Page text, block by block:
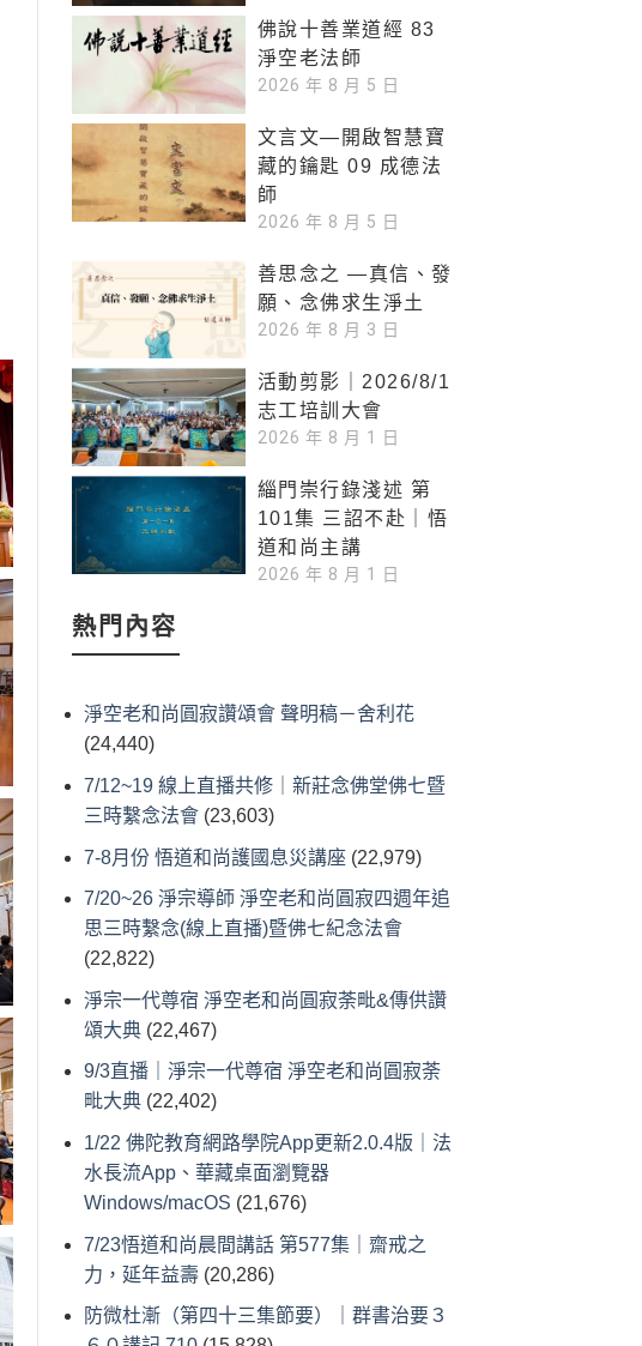
佛說十善業道經 83
淨空老法師
2026 年 8 月 5 日
文言文—開啟智慧寶
藏的鑰匙 09 成德法
師
2026 年 8 月 5 日
善思念之 —真信、發
願、念佛求生淨土
2026 年 8 月 3 日
活動剪影｜2026/8/1
志工培訓大會
2026 年 8 月 1 日
緇門崇行錄淺述 第
101集 三詔不赴｜悟
道和尚主講
2026 年 8 月 1 日
熱門內容
淨空老和尚圓寂讚頌會 聲明稿－舍利花
(24,440)
7/12~19 線上直播共修｜新莊念佛堂佛七暨
三時繫念法會 (23,603)
7-8月份 悟道和尚護國息災講座 (22,979)
7/20~26 淨宗導師 淨空老和尚圓寂四週年追
思三時繫念(線上直播)暨佛七紀念法會
(22,822)
淨宗一代尊宿 淨空老和尚圓寂荼毗&傳供讚
頌大典 (22,467)
9/3直播｜淨宗一代尊宿 淨空老和尚圓寂荼
毗大典 (22,402)
1/22 佛陀教育網路學院App更新2.0.4版｜法
水長流App、華藏桌面瀏覽器
Windows/macOS (21,676)
7/23悟道和尚晨間講話 第577集｜齋戒之
力，延年益壽 (20,286)
防微杜漸（第四十三集節要）｜群書治要３